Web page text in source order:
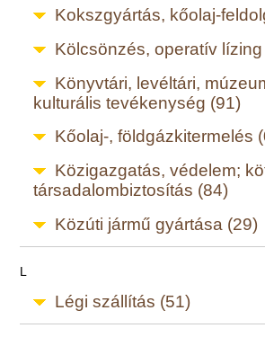
Kokszgyártás, kőolaj-
Kölcsönzés, operatív
Könyvtári, levéltári,
kulturális tevékenység (91)
Kőolaj-, földgázkitermelés
Közigazgatás, védelem;
társadalombiztosítás (84)
Közúti jármű gyártása (29)
L
Légi szállítás (51)